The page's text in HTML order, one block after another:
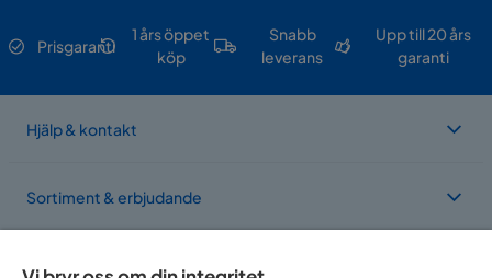
Prisgaranti
1 års öppet
köp
Snabb
leverans
Upp till 20 års
garanti
Hjälp & kontakt
Sortiment & erbjudande